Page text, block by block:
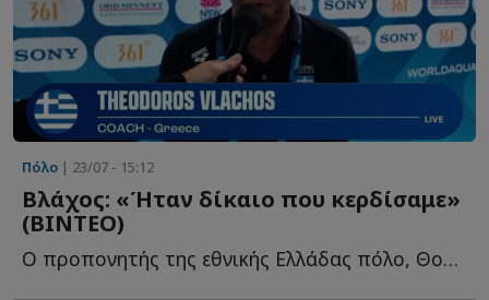
Πόλο | 23/07 - 15:12
Βλάχος: «Ήταν δίκαιο που κερδίσαμε»
(ΒΙΝΤΕΟ)
Ο προπονητής της εθνικής Ελλάδας πόλο, Θοδωρής Βλάχος μ...